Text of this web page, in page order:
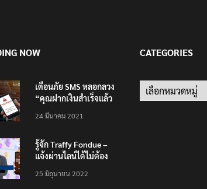
NOW
เตือนภัย SMS หลอกลวง
“คุณฝากเงินสำเร็จแล้ว
200,000 บาท”
24 มีนาคม 2021
รู้จัก Traffy Fondue –
แจ้งผ่านไลน์ได้ไม่ต้อง
ทั่วไทย ไม่ใช่แค่ในกรุง
25 มิถุนายน 2022
CATEGORIES
Categories